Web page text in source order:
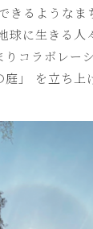
きるようなま
球に生きる人
コラボレー
」 を立ち上